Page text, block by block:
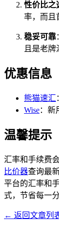
性价比之
率，而且
稳妥可靠
且是老牌
优惠信息
熊猫速汇
Wise：新
温馨提示
汇率和手续费
比价器查询最
平台的汇率和
式，节省每一分
← 返回文章列